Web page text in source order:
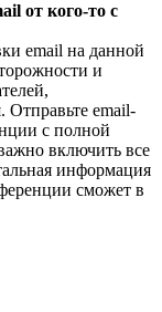
от кого-то с
email на данной
и
email-
с полной
включить все
информация
сможет в